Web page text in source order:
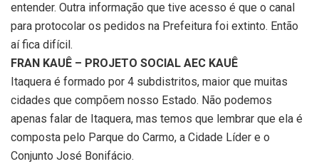
entender. Outra informação que tive acesso é que o canal
para protocolar os pedidos na Prefeitura foi extinto. Então
aí fica difícil.
FRAN KAUÊ – PROJETO SOCIAL AEC KAUÊ
Itaquera é formado por 4 subdistritos, maior que muitas
cidades que compõem nosso Estado. Não podemos
apenas falar de Itaquera, mas temos que lembrar que ela é
composta pelo Parque do Carmo, a Cidade Líder e o
Conjunto José Bonifácio.